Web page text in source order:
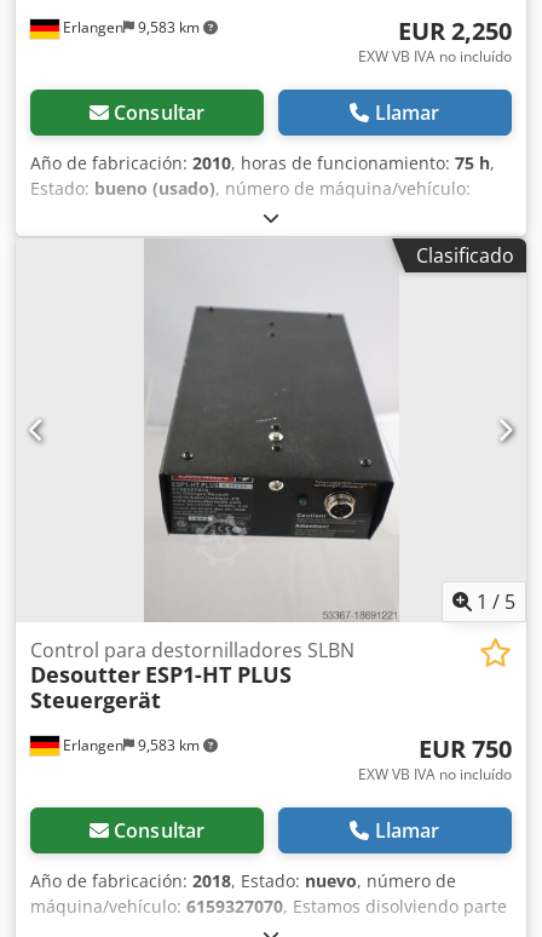
Erlangen 9,583 km EUR 2,250
EXW VB IVA no incluído
Consultar Llamar
Año de fabricación: 2010, horas de funcionamiento: 75 h,
Estado: bueno (usado), número de máquina/vehículo:
, Estamos disolviendo parte de nuestro
inventario de herramientas de demostración: Desbloqueo
del control CVIC II L4 Año de fabricación: 08/2010 N.º de
Dodpfxovxux Hs Abljck Sin accesorios adicionales
Adecuado para los siguientes destornilladores y husillos
de tornillo Desoutter: - ECA (7 a 200 Nm) - ECD (7 a 120 Nm)
- ECP (7 a 40 Nm) - ECFS (7 a 30 Nm) - ECP HT (30 a 4000
Nm) - MC (5 a 135 Nm) Número de ciclos de atornillado
almacenados en el sistema de control: 1 Número de fases
posibles en el ciclo de atornillado: 15 Totalizador de E/S
(resultados de 999 E/S) Memoria de resultados según
configuración 5000 a 20000 Interfaces de E/S: Entradas y
salidas de 24 voltios: 8/8 Interfaz serial RS232 Interfaz
Clasificado
1 / 5
Erlangen 9,583 km
Control para destornilladores SLBN
Desoutter ESP1-HT PLUS
Steuergerät
EUR 750
EXW VB IVA no incluído
Consultar Llamar
Año de fabricación: 2018, Estado: nuevo, número de
máquina/vehículo: 6159327070, Estamos disolviendo parte
de nuestro inventario de herramientas de demostración: